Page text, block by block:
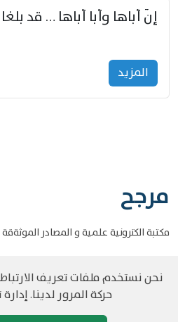
إنّ أباها وأبا أباها … قد
المزید
مرجح
مكتبة الكترونية علمية و المصادر
نحن نستخدم ملفات تعريف
حركة المرور لدينا.